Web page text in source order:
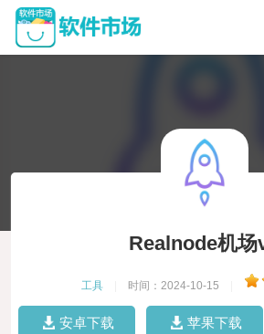
Realnode机场
工具 时间：2024-10-15
安卓下载 苹果下载